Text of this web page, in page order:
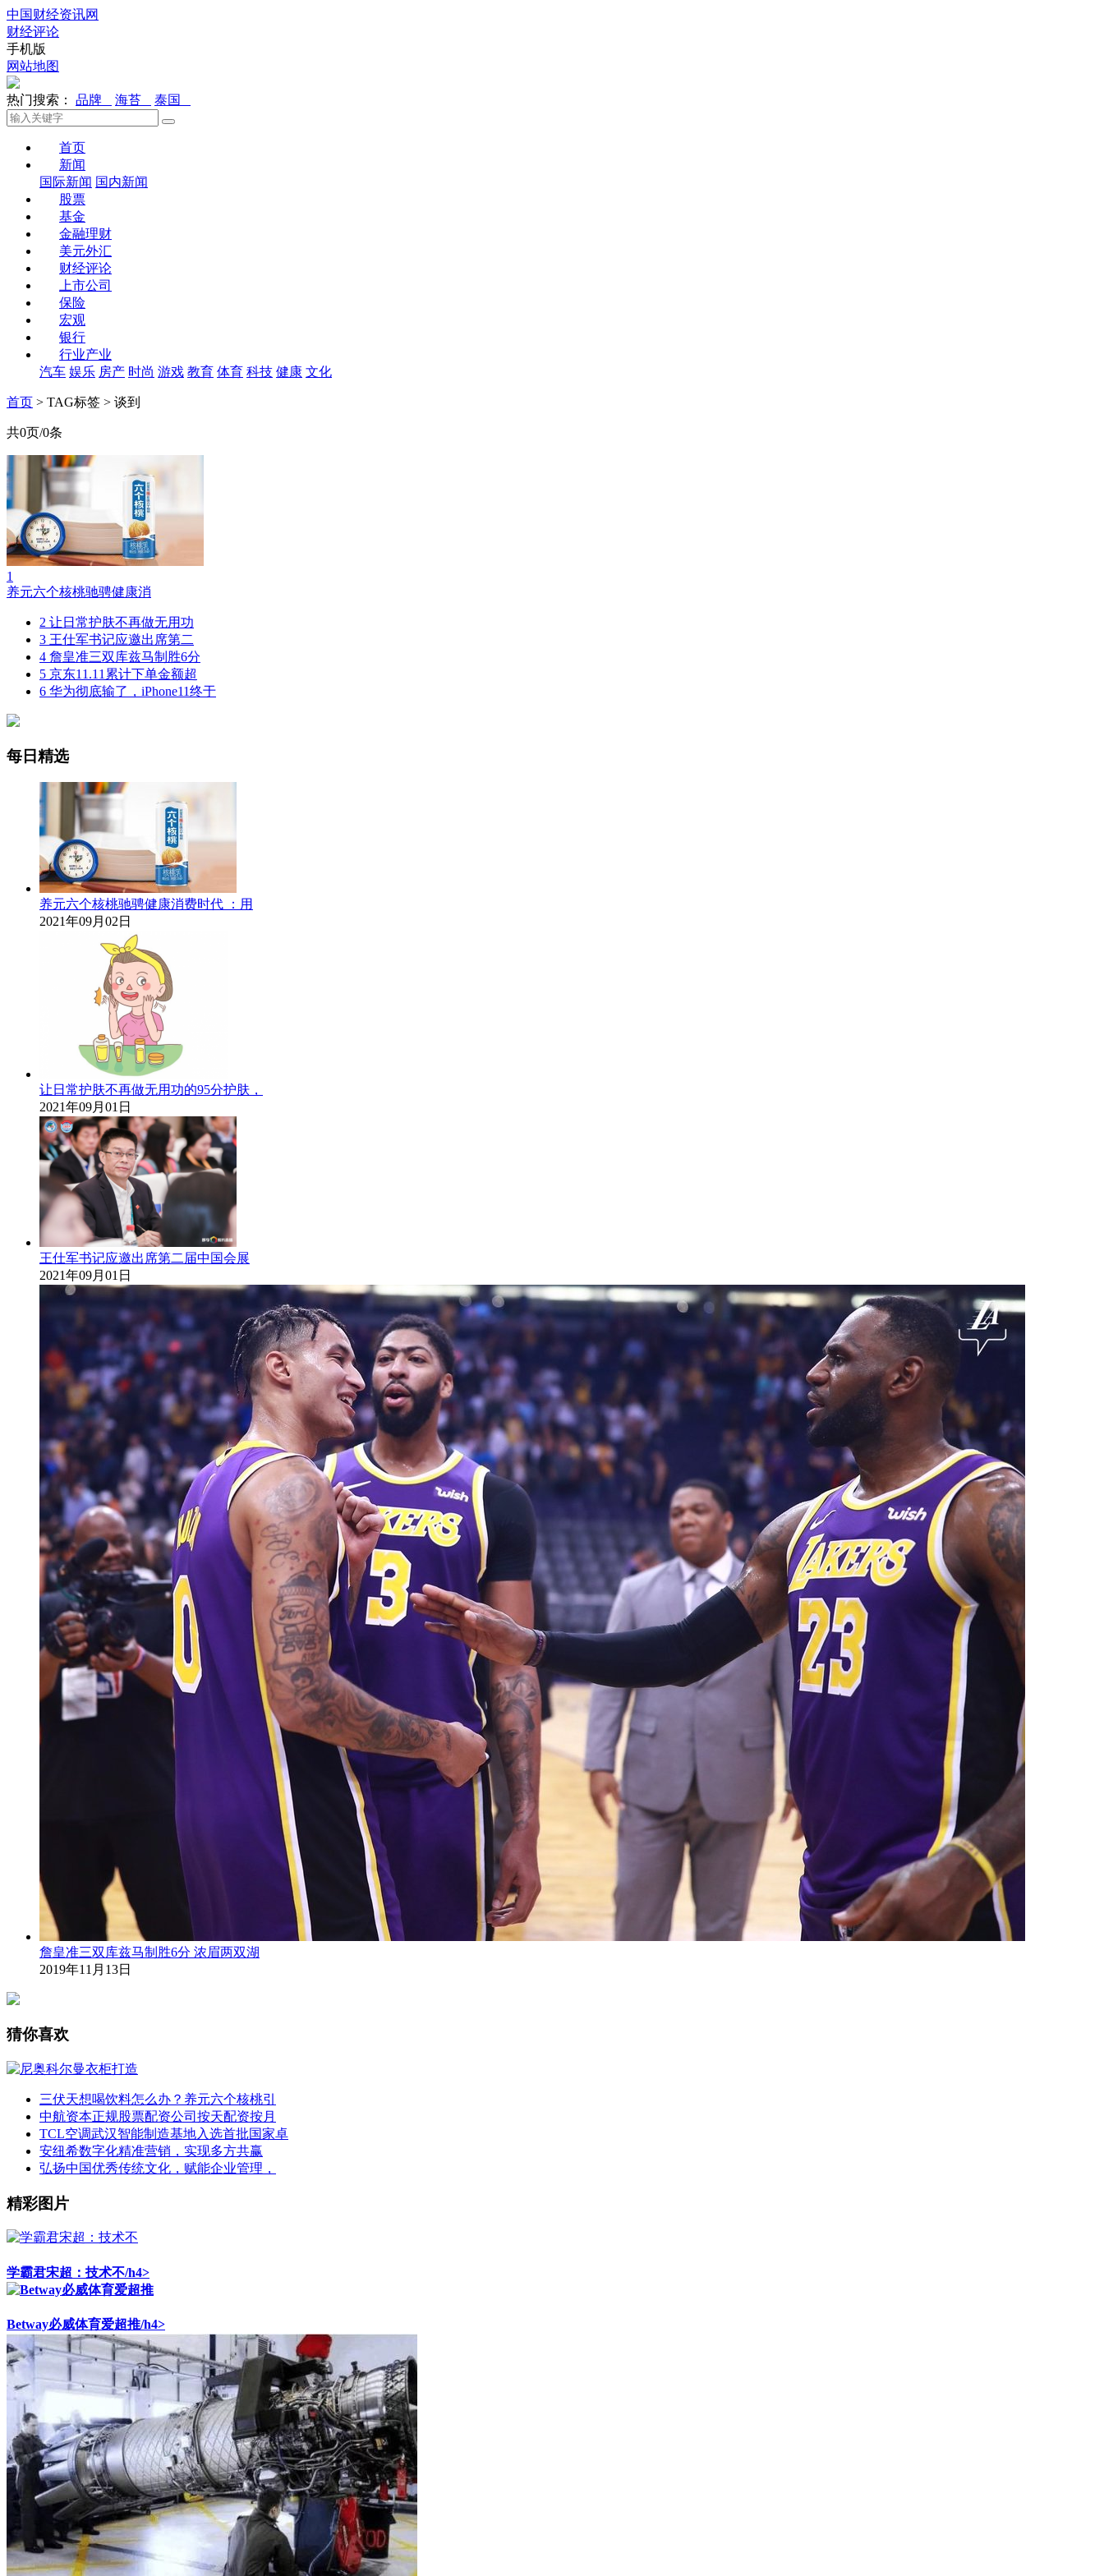
中国财经资讯网
财经评论
手机版
网站地图
热门搜索： 品牌 海苔 泰国
首页
新闻
国际新闻 国内新闻
股票
基金
金融理财
美元外汇
财经评论
上市公司
保险
宏观
银行
行业产业
汽车 娱乐 房产 时尚 游戏 教育 体育 科技 健康 文化
首页 > TAG标签 > 谈到
共0页/0条
1
养元六个核桃驰骋健康消
2 让日常护肤不再做无用功
3 王仕军书记应邀出席第二
4 詹皇准三双库兹马制胜6分
5 京东11.11累计下单金额超
6 华为彻底输了，iPhone11终于
每日精选
养元六个核桃驰骋健康消费时代 ：用
2021年09月02日
让日常护肤不再做无用功的95分护肤，
2021年09月01日
王仕军书记应邀出席第二届中国会展
2021年09月01日
詹皇准三双库兹马制胜6分 浓眉两双湖
2019年11月13日
猜你喜欢
三伏天想喝饮料怎么办？养元六个核桃引
中航资本正规股票配资公司按天配资按月
TCL空调武汉智能制造基地入选首批国家卓
安纽希数字化精准营销，实现多方共赢
弘扬中国优秀传统文化，赋能企业管理，
精彩图片
学霸君宋超：技术不/h4>
Betway必威体育爱超推/h4>